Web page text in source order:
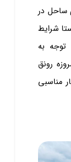
ساحل در
شرایط
توجه به
رونق
مناسبی